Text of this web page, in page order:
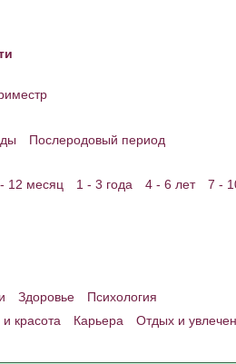
Послеродовый период
12 месяц 1 - 3 года 4 - 6 лет
7 -
Здоровье
Психология
красота Карьера Отдых и